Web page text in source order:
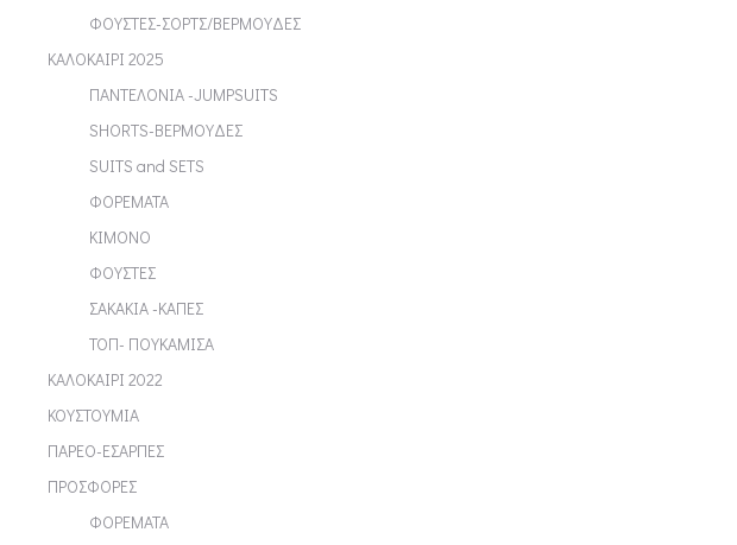
ΦΟΥΣΤΕΣ-ΣΟΡΤΣ/ΒΕΡΜΟΥΔΕΣ
ΚΑΛΟΚΑΙΡΙ 2025
ΠΑΝΤΕΛΟΝΙΑ -JUMPSUITS
SHORTS-ΒΕΡΜΟΥΔΕΣ
SUITS and SETS
ΦΟΡΕΜΑΤΑ
ΚΙΜΟΝΟ
ΦΟΥΣΤΕΣ
ΣΑΚΑΚΙΑ -ΚΑΠΕΣ
ΤΟΠ- ΠΟΥΚΑΜΙΣΑ
ΚΑΛΟΚΑΙΡΙ 2022
ΚΟΥΣΤΟΥΜΙΑ
ΠΑΡΕΟ-ΕΣΑΡΠΕΣ
ΠΡΟΣΦΟΡΕΣ
ΦΟΡΕΜΑΤΑ